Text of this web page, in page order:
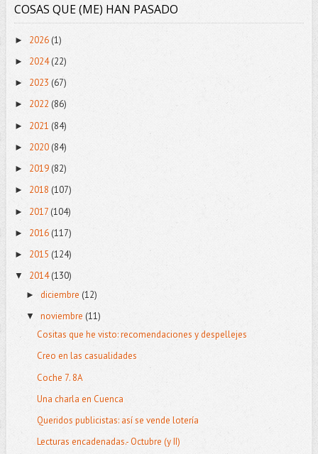
COSAS QUE (ME) HAN PASADO
► 2026(1)
► 2024(22)
► 2023 (67)
► 2022 (86)
► 2021 (84)
► 2020(84)
► 2019 (82)
► 2018 (107)
► 2017 (104)
► 2016(117)
► 2015 (124)
▼ 2014(130)
► diciembre (12)
▼ noviembre (11)
Cositas que he visto: recomendaciones y despellejes
Creo en las casualidades
Coche 7. 8A
Una charla en Cuenca
Queridos publicistas: así se vende lotería
Lecturas encadenadas.- Octubre (y II)